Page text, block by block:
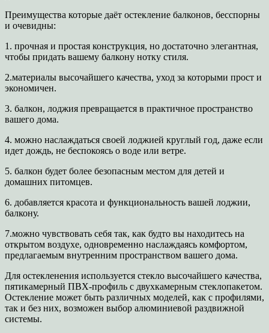
Преимущества которые даёт остекление балконов, бесспорны
и очевидны:
1. прочная и простая конструкция, но достаточно элегантная,
чтобы придать вашему балкону нотку стиля.
2.материалы высочайшего качества, уход за которыми прост и
экономичен.
3. балкон, лоджия превращается в практичное пространство
вашего дома.
4. можно наслаждаться своей лоджией круглый год, даже если
идет дождь, не беспокоясь о воде или ветре.
5. балкон будет более безопасным местом для детей и
домашних питомцев.
6. добавляется красота и функциональность вашей лоджии,
балкону.
7.можно чувствовать себя так, как будто вы находитесь на
открытом воздухе, одновременно наслаждаясь комфортом,
предлагаемым внутренним пространством вашего дома.
Для остекленения используется стекло высочайшего качества,
пятикамерный ПВХ-профиль с двухкамерным стеклопакетом.
Остекление может быть различных моделей, как с профилями,
так и без них, возможен выбор алюминиевой раздвижной
системы.